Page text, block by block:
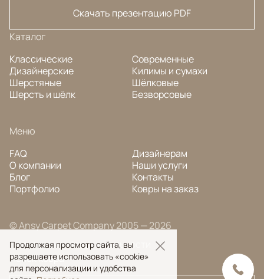
Скачать презентацию PDF
Каталог
Классические
Дизайнерские
Шерстяные
Шерсть и шёлк
Современные
Килимы и сумахи
Шёлковые
Безворсовые
Меню
FAQ
О компании
Блог
Портфолио
Дизайнерам
Наши услуги
Контакты
Ковры на заказ
© Ansy Carpet Company 2005 — 2026
Политика конфиденциальности
Поиск ковра
Продолжая просмотр сайта, вы
разрешаете использовать «cookie»
для персонализации и удобства